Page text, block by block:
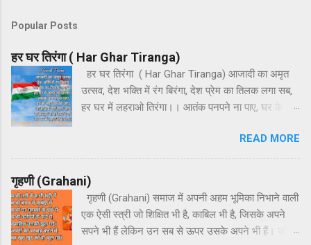
Popular Posts
हर घर तिरंगा ( Har Ghar Tiranga)
हर घर तिरंगा ( Har Ghar Tiranga) आजादी का अमृत
उत्सव, देश भक्ति में रंग बिरंगा, देश प्रेम का तिलक लगा सब,
हर घर में लहराओ तिरंगा।। आतंक पनपने ना पाए, घर के भेदी
दंगा। हर घर में लहराओ तिरंगा।। हर अतिथि का हो
अभिनंदन, हर धर्म का करते हम वंदन, इस देश की माटी जैसे
चंदन, देश प्रेम पावन ज्यों गंगा। हर घर में लहराओ तिरंगा।।
READ MORE
गृहणी (Grahani)
गृहणी (Grahani) समाज में अपनी अहम भूमिका निभाने वाली
एक ऐसी स्त्री जो शिक्षित भी है, काबिल भी है, जिसके अपने
सपने भी हैं लेकिन उन सब से ऊपर उसके अपने भी हैं। जो